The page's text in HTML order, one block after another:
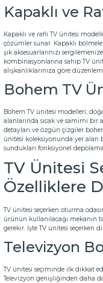
Kapaklı ve
Kapaklı ve raflı TV ünitesi
çözümler sunar. Kapaklı
şık aksesuarlarınızı
kombinasyonlarına sahip TV
alışkanlıklarınıza göre
Bohem TV
Bohem TV ünitesi modelleri,
alanlarında sıcak ve samimi bir
detayları ve özgün çizgiler
ünitesi koleksiyonunda yer alan
sundukları fonksiyonel
TV Ünitesi
Özelliklere
TV ünitesi seçerken oturma
ürünün kullanılacağı
gerekir. İşte TV ünitesi seçerken
Televizyon
TV ünitesi seçiminde ilk dikkat
Televizyon genişliğinden daha